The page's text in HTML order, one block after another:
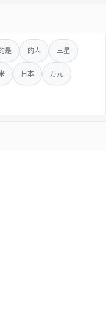
是 的人 三星
日本 万元